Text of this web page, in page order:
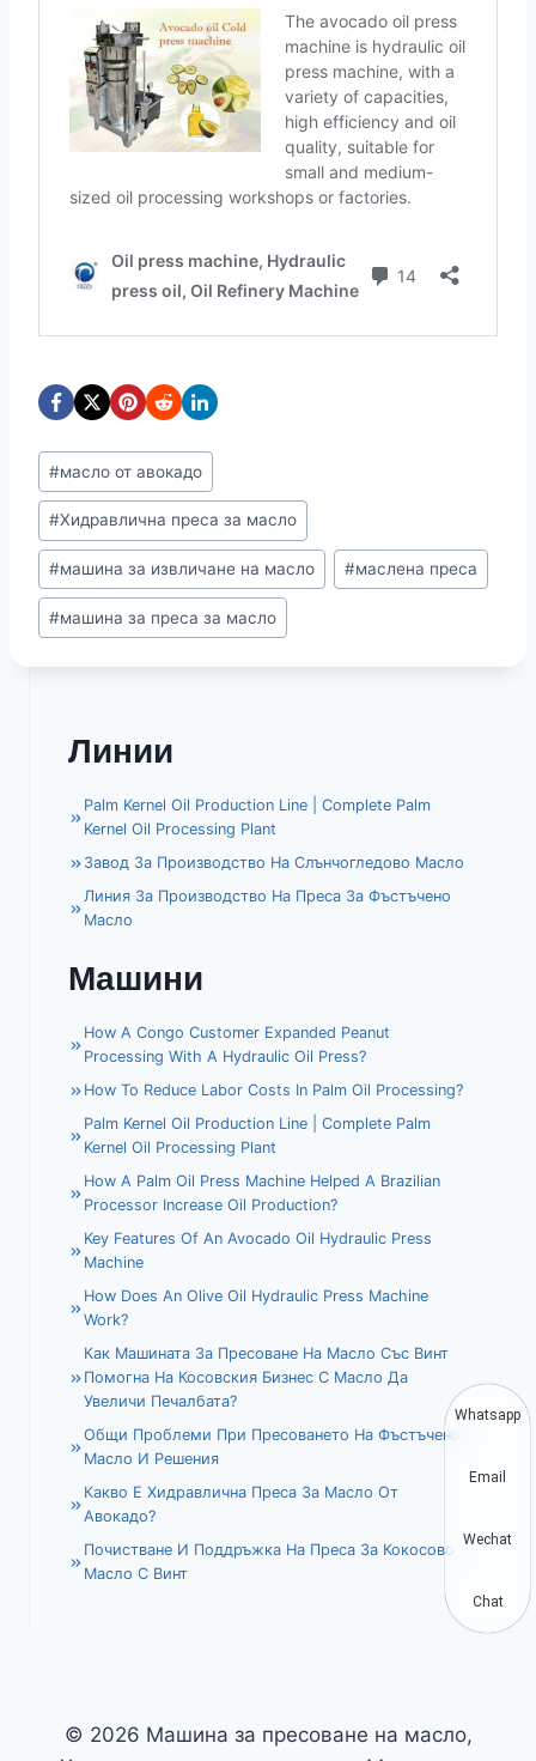
Етикети
на
публикацията:
#масло от авокадо
#Хидравлична преса за масло
#машина за извличане на масло #маслена преса
#машина за преса за масло
Линии
Palm Kernel Oil Production Line | Complete Palm
Kernel Oil Processing Plant
Завод За Производство На Слънчогледово Масло
Линия За Производство На Преса За Фъстъчено
Масло
Машини
How A Congo Customer Expanded Peanut
Processing With A Hydraulic Oil Press?
How To Reduce Labor Costs In Palm Oil Processing?
Palm Kernel Oil Production Line | Complete Palm
Kernel Oil Processing Plant
How A Palm Oil Press Machine Helped A Brazilian
Processor Increase Oil Production?
Key Features Of An Avocado Oil Hydraulic Press
Machine
How Does An Olive Oil Hydraulic Press Machine
Work?
Как Машината За Пресоване На Масло Със Винт
Помогна На Косовския Бизнес С Масло Да
Увеличи Печалбата?
Общи Проблеми При Пресоването На Фъстъчено
Масло И Решения
Какво Е Хидравлична Преса За Масло От
Авокадо?
Почистване И Поддръжка На Преса За Кокосово
Масло С Винт
© 2026 Машина за пресоване на масло,
Whatsapp
Email
Wechat
Chat